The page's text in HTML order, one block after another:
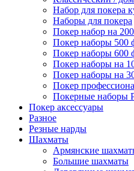
Набор для покера
Наборы для покера
Покер набор на
Покер наборы 500
Покер наборы 600
Покер наборы на
Покер наборы на
Покер
Покерные наборы
Покер аксессуары
Разное
Резные нарды
Шахматы
Армянские
Большие шахматы